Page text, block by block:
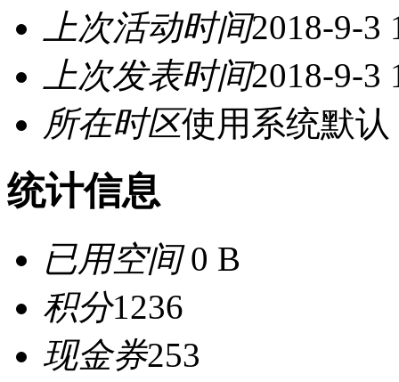
上次活动时间2018-9-3
上次发表时间2018-9-3
所在时区使用系统默认
统计信息
已用空间0 B
积分1236
现金券253